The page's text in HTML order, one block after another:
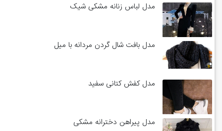
مدل لباس زنانه مشکی شیک
مدل بافت شال گردن مردانه با میل
مدل کفش کتانی سفید
مدل پیراهن دخترانه مشکی